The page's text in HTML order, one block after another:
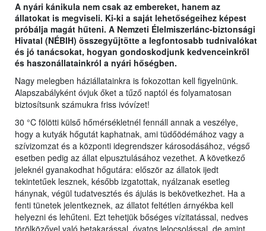
A nyári kánikula nem csak az embereket, hanem az
állatokat is megviseli. Ki-ki a saját lehetőségeihez képest
próbálja magát hűteni. A Nemzeti Élelmiszerlánc-biztonsági
Hivatal (NÉBIH) összegyűjtötte a legfontosabb tudnivalókat
és jó tanácsokat, hogyan gondoskodjunk kedvenceinkről
és haszonállatainkról a nyári hőségben.
Nagy melegben háziállatainkra is fokozottan kell figyelnünk.
Alapszabályként óvjuk őket a tűző naptól és folyamatosan
biztosítsunk számukra friss ivóvízet!
30 °C fölötti külső hőmérsékletnél fennáll annak a veszélye,
hogy a kutyák hőgutát kaphatnak, ami tüdőödémához vagy a
szívizomzat és a központi idegrendszer károsodásához, végső
esetben pedig az állat elpusztulásához vezethet. A következő
jeleknél gyanakodhat hőgutára: először az állatok ijedt
tekintetűek lesznek, később izgatottak, nyálzanak esetleg
hánynak, végül tudatvesztés és ájulás is bekövetkezhet. Ha a
fenti tünetek jelentkeznek, az állatot feltétlen árnyékba kell
helyezni és lehűteni. Ezt tehetjük bőséges vízitatással, nedves